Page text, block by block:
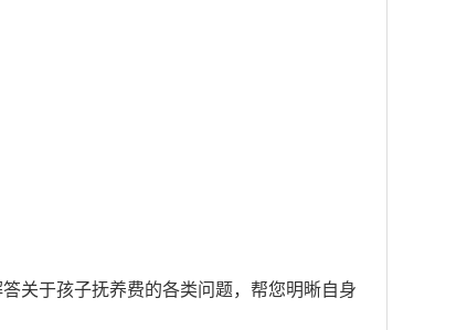
关于孩子抚养费的各类问题，帮您明晰自身